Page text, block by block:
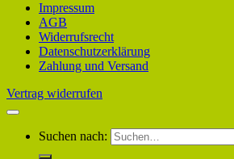
Impressum
AGB
Widerrufsrecht
Datenschutzerklärung
Zahlung und Versand
Vertrag widerrufen
Suchen nach: